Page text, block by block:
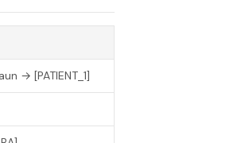
→ [PATIENT_1]